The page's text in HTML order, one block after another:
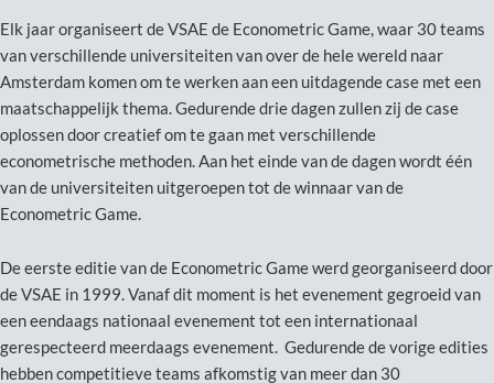
Elk jaar organiseert de VSAE de Econometric Game, waar 30 teams
van verschillende universiteiten van over de hele wereld naar
Amsterdam komen om te werken aan een uitdagende case met een
maatschappelijk thema. Gedurende drie dagen zullen zij de case
oplossen door creatief om te gaan met verschillende
econometrische methoden. Aan het einde van de dagen wordt één
van de universiteiten uitgeroepen tot de winnaar van de
Econometric Game.
De eerste editie van de Econometric Game werd georganiseerd door
de VSAE in 1999. Vanaf dit moment is het evenement gegroeid van
een eendaags nationaal evenement tot een internationaal
gerespecteerd meerdaags evenement. Gedurende de vorige edities
hebben competitieve teams afkomstig van meer dan 30